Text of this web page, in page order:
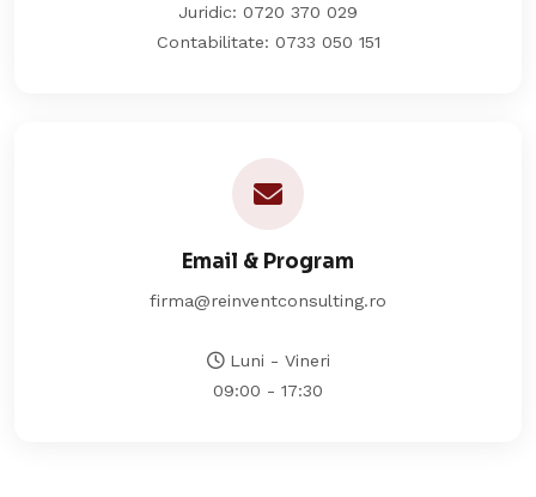
Juridic: 0720 370 029
Contabilitate: 0733 050 151
Email & Program
firma@reinventconsulting.ro
Luni - Vineri
09:00 - 17:30